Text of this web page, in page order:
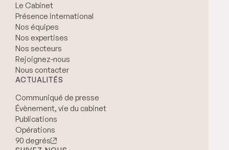
Le Cabinet
Présence international
Nos équipes
Nos expertises
Nos secteurs
Rejoignez-nous
Nous contacter
ACTUALITÉS
Communiqué de presse
Évènement, vie du cabinet
Publications
Opérations
90 degrés